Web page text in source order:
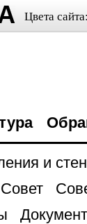
Цвета сайта:
и